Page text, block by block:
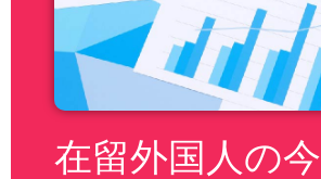
在留外国人の今